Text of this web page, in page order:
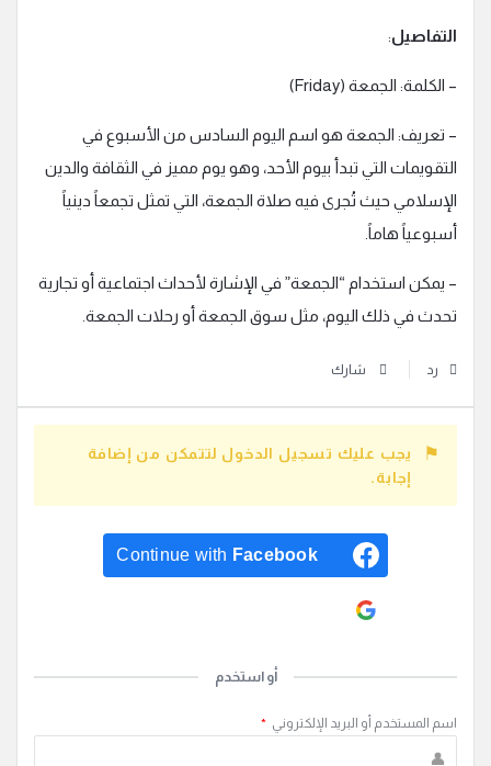
التفاصيل:
– الكلمة: الجمعة (Friday)
– تعريف: الجمعة هو اسم اليوم السادس من الأسبوع في
التقويمات التي تبدأ بيوم الأحد، وهو يوم مميز في الثقافة والدين
الإسلامي حيث تُجرى فيه صلاة الجمعة، التي تمثل تجمعاً دينياً
أسبوعياً هاماً.
– يمكن استخدام “الجمعة” في الإشارة لأحداث اجتماعية أو تجارية
تحدث في ذلك اليوم، مثل سوق الجمعة أو رحلات الجمعة.
رد شارك
يجب عليك تسجيل الدخول لتتمكن من إضافة
إجابة.
Continue with Facebook
أو استخدم
اسم المستخدم أو البريد الإلكتروني *